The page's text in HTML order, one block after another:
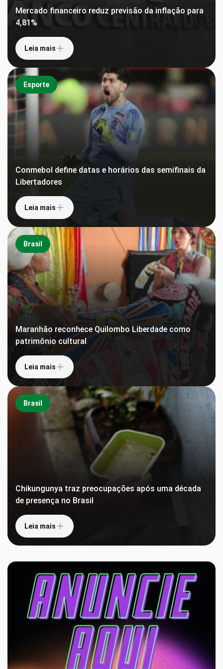
Mercado financeiro reduz previsão da inflação para
4,81%
Leia mais
Esporte
Conmebol define datas e horários das semifinais da
Libertadores
Leia mais
Brasil
Maranhão reconhece Quilombo Liberdade como
patrimônio cultural
Leia mais
Brasil
Chikungunya traz preocupações após uma década
de presença no Brasil
Leia mais